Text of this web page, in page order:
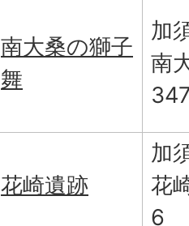
南大桑の獅子
舞
加
南
花崎遺跡
加
花
6